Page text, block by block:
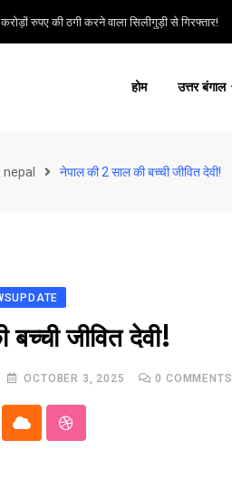
रुपए की ठगी करने वाला सिलीगुड़ी से गिरफ्तार!
होम उत्तर बंगाल
nepal नेपाल की 2 साल की बच्ची जीवित देवी!
जीवित देवी!
OCTOBER 3, 2025 0 COMMENTS
Cloud StumbleUpon